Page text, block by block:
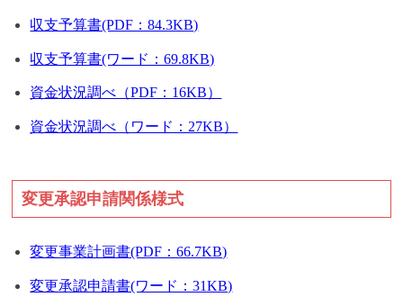
収支予算書(PDF：84.3KB)
収支予算書(ワード：69.8KB)
資金状況調べ（PDF：16KB）
資金状況調べ（ワード：27KB）
変更承認申請関係様式
変更事業計画書(PDF：66.7KB)
変更承認申請書(ワード：31KB)